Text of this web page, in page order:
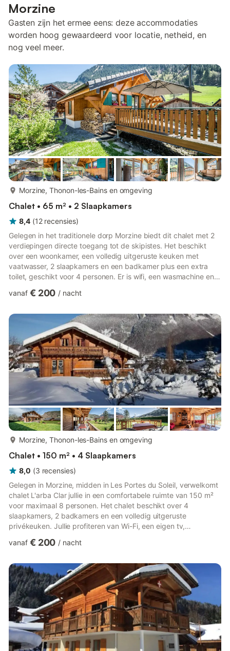
Morzine
Gasten zijn het ermee eens: deze accommodaties
worden hoog gewaardeerd voor locatie, netheid, en
nog veel meer.
Morzine, Thonon-les-Bains en omgeving
Chalet • 65 m² • 2 Slaapkamers
8,4 (12 recensies)
Gelegen in het traditionele dorp Morzine biedt dit chalet met 2
verdiepingen directe toegang tot de skipistes. Het beschikt
over een woonkamer, een volledig uitgeruste keuken met
vaatwasser, 2 slaapkamers en een badkamer plus een extra
toilet, geschikt voor 4 personen. Er is wifi, een wasmachine en
beschikbaar. Het grote pluspunt van deze accommodatie is de
Een gratis pendelbus brengt jullie naar de skiliften en het
centrum ligt op 200 m afstand. Het sportcentrum bevindt ...
vanaf € 200 / nacht
Morzine, Thonon-les-Bains en omgeving
Chalet • 150 m² • 4 Slaapkamers
8,0 (3 recensies)
Gelegen in Morzine, midden in Les Portes du Soleil, verwelkomt
chalet L'arba Clar jullie in een comfortabele ruimte van 150 m²
voor maximaal 8 personen. Het chalet beschikt over 4
slaapkamers, 2 badkamers en een volledig uitgeruste
privékeuken. Jullie profiteren van Wi-Fi, een eigen tv,
skiruimte voor extra gemak. Voor gezinnen is er een babybedje
privétuin, op het overdekte terras of het balkon, allemaal met
prachtig bergzicht. De rustige woonwijk zorgt voor een kalme...
vanaf € 200 / nacht